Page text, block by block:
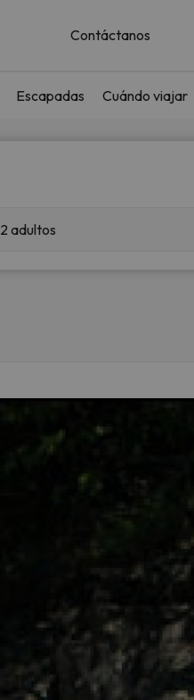
Contáctanos
Escapadas Cuándo viajar
2 adultos